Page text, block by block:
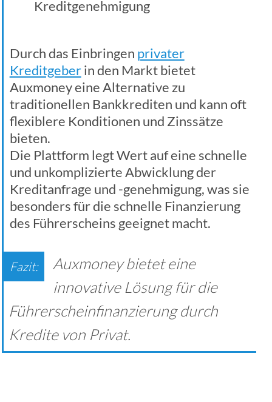
Kreditgenehmigung
Durch das Einbringen privater
Kreditgeberin den Markt bietet
Auxmoney eine Alternative zu
traditionellen Bankkrediten und kann oft
flexiblere Konditionen und Zinssätze
bieten.
Die Plattform legt Wert auf eine schnelle
und unkomplizierte Abwicklung der
Kreditanfrage und -genehmigung, was sie
besonders für die schnelle Finanzierung
des Führerscheins geeignet macht.
Auxmoney bietet eine
innovative Lösung für die
Führerscheinfinanzierung durch
Kredite von Privat.